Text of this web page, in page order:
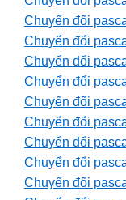
Chuyển đổi
Chuyển đổi
Chuyển đổi
Chuyển đổi
Chuyển đổi
Chuyển đổi
Chuyển đổi
Chuyển đổi
Chuyển đổi